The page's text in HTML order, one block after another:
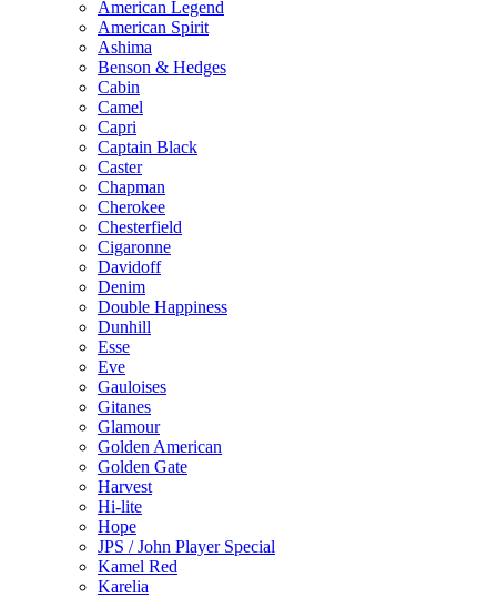
American Legend
American Spirit
Ashima
Benson & Hedges
Cabin
Camel
Capri
Captain Black
Caster
Chapman
Cherokee
Chesterfield
Cigaronne
Davidoff
Denim
Double Happiness
Dunhill
Esse
Eve
Gauloises
Gitanes
Glamour
Golden American
Golden Gate
Harvest
Hi-lite
Hope
JPS / John Player Special
Kamel Red
Karelia